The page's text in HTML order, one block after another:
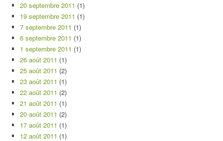
20 septembre 2011 (1)
19 septembre 2011 (1)
7 septembre 2011 (1)
6 septembre 2011 (1)
1 septembre 2011 (1)
26 août 2011 (1)
25 août 2011 (2)
23 août 2011 (1)
22 août 2011 (2)
21 août 2011 (1)
20 août 2011 (2)
17 août 2011 (1)
12 août 2011 (1)